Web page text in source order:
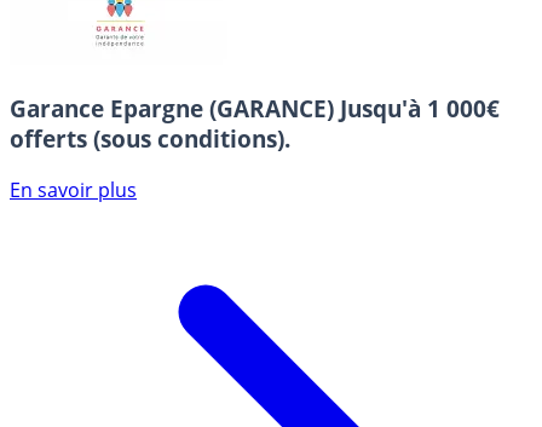
Garance Epargne (GARANCE) Jusqu'à 1 000€
offerts (sous conditions).
En savoir plus